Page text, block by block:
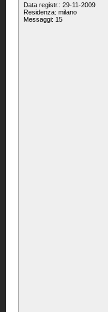
Data registr.: 29-11-2009
Residenza: milano
Messaggi: 15